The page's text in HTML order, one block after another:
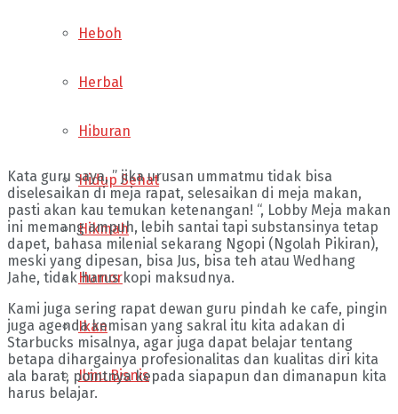
Heboh
Herbal
Hiburan
Hidup Sehat
Hikmah
Humor
Ikan
Ilmu Bisnis
Kata guru saya, ” jika urusan ummatmu tidak bisa
diselesaikan di meja rapat, selesaikan di meja makan,
pasti akan kau temukan ketenangan! “, Lobby Meja makan
ini memang ampuh, lebih santai tapi substansinya tetap
dapet, bahasa milenial sekarang Ngopi (Ngolah Pikiran),
meski yang dipesan, bisa Jus, bisa teh atau Wedhang
Jahe, tidak harus kopi maksudnya.
Kami juga sering rapat dewan guru pindah ke cafe, pingin
juga agenda kemisan yang sakral itu kita adakan di
Starbucks misalnya, agar juga dapat belajar tentang
betapa dihargainya profesionalitas dan kualitas diri kita
ala barat, pointnya kepada siapapun dan dimanapun kita
harus belajar.